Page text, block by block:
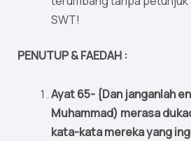
SWT!
PENUTUP & FAEDAH :
Ayat 65- {Dan janganlah
Muhammad) merasa
kata-kata mereka yang